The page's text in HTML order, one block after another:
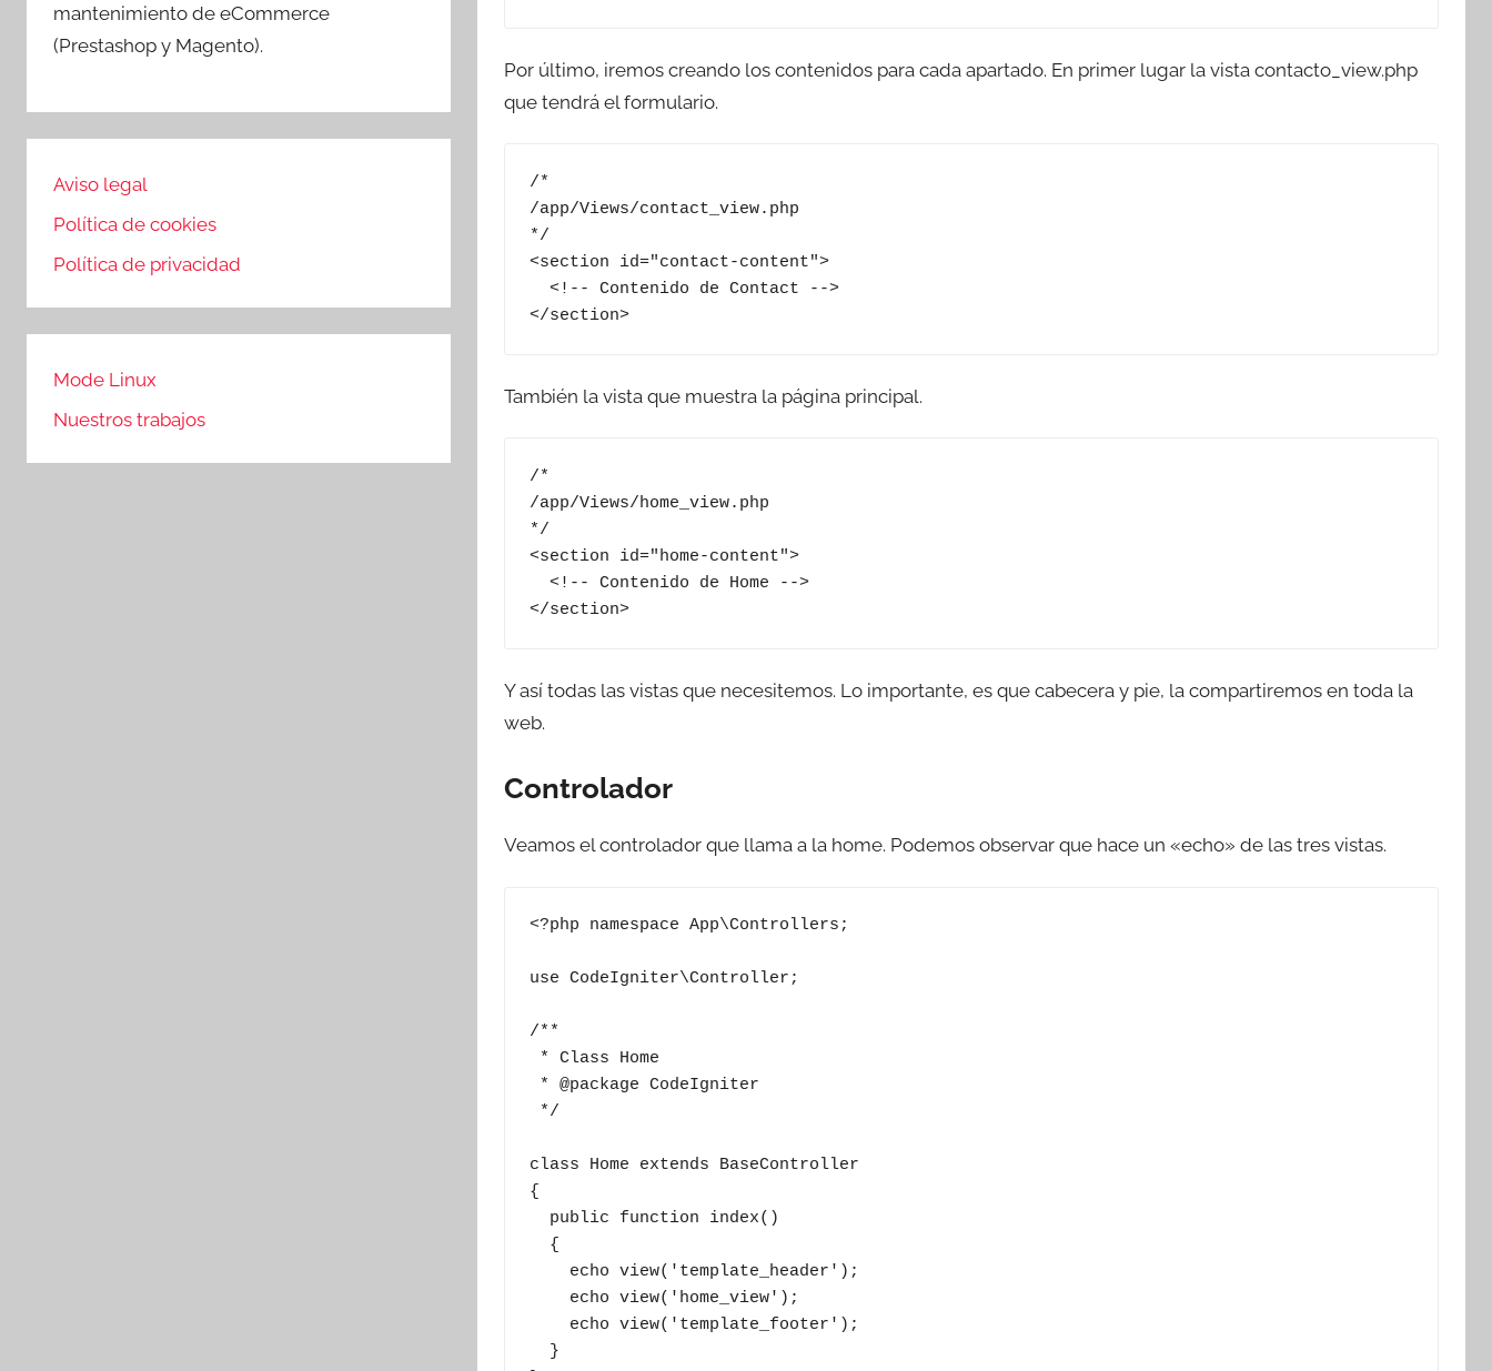
Por último, iremos creando los contenidos para cada apartado. En primer lugar la vista contacto_view.php
que tendrá el formulario.
/*
/app/Views/contact_view.php
*/
<section id="contact-content">
  <!-- Contenido de Contact -->
</section>
También la vista que muestra la página principal.
/*
/app/Views/home_view.php
*/
<section id="home-content">
  <!-- Contenido de Home -->
</section>
Y así todas las vistas que necesitemos. Lo importante, es que cabecera y pie, la compartiremos en toda la
web.
Controlador
Veamos el controlador que llama a la home. Podemos observar que hace un «echo» de las tres vistas.
<?php namespace App\Controllers;
use CodeIgniter\Controller;
/**
class Home extends BaseController
{
mantenimiento de eCommerce
(Prestashop y Magento).
Aviso legal
Política de cookies
Política de privacidad
Mode Linux
Nuestros trabajos